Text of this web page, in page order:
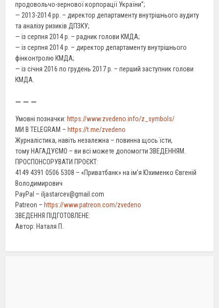
продовольчо-зернової корпорації України”;
— 2013-2014 рр. – директор департаменту внутрішнього аудиту
та аналізу ризиків ДПЗКУ;
— із серпня 2014 р. – радник голови КМДА;
— із серпня 2014 р. – директор департаменту внутрішнього
фінконтролю КМДА;
— із січня 2016 по грудень 2017 р. – перший заступник голови
КМДА.
– – –
Умовні позначки: https://www.zvedeno.info/z_symbols/
МИ В TELEGRAM – https://t.me/zvedeno
Журналістика, навіть незалежна – повинна щось їсти,
тому НАГАДУЄМО – ви всі можете допомогти ЗВЕДЕННЯМ.
ПРОСПОНСОРУВАТИ ПРОЄКТ:
4149 4391 0506 5308 – «Приватбанк» на ім’я Юхименко Євгеній
Володимирович
PayPal – iljastarcev@gmail.com
Patreon – https://www.patreon.com/zvedeno
ЗВЕДЕННЯ ПІДГОТОВЛЕНЕ:
Автор: Наталя П.